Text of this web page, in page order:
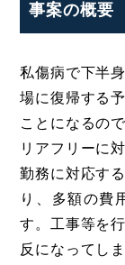
事案の概要
私傷病で下半
場に復帰する
ことになるの
リアフリーに
勤務に対応す
り、多額の費
す。工事等を
反になってし